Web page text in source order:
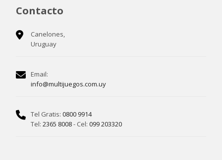
Contacto
Canelones,
Uruguay
Email:
info@multijuegos.com.uy
Tel Gratis: 0800 9914
Tel: 2365 8008- Cel: 099 203320